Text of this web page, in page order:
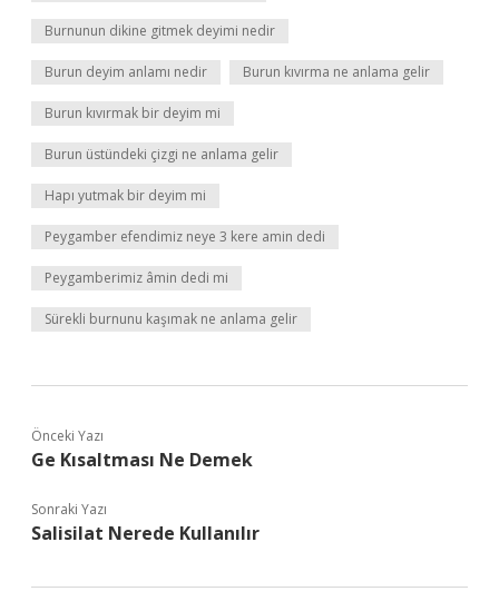
Burnunun dikine gitmek deyimi nedir
Burun deyim anlamı nedir Burun kıvırma ne anlama gelir
Burun kıvırmak bir deyim mi
Burun üstündeki çizgi ne anlama gelir
Hapı yutmak bir deyim mi
Peygamber efendimiz neye 3 kere amin dedi
Peygamberimiz âmin dedi mi
Sürekli burnunu kaşımak ne anlama gelir
Önceki Yazı
Ge Kısaltması Ne Demek
Sonraki Yazı
Salisilat Nerede Kullanılır